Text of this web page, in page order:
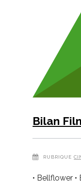
Bilan
RUBRIQUE
• Bellflower